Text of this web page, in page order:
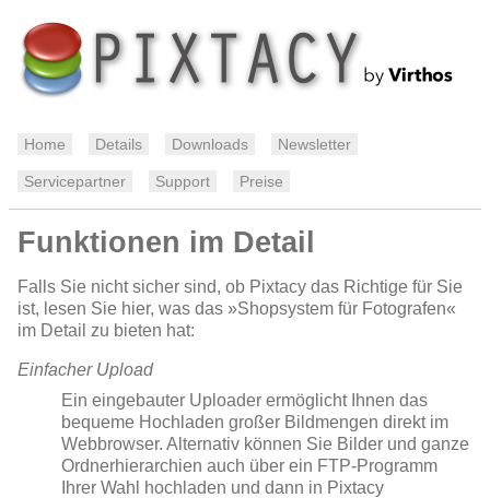
Home Details Downloads Newsletter
Servicepartner Support Preise
Funktionen im Detail
Falls Sie nicht sicher sind, ob Pixtacy das Richtige für Sie
ist, lesen Sie hier, was das »Shopsystem für Fotografen«
im Detail zu bieten hat:
Einfacher Upload
Ein eingebauter Uploader ermöglicht Ihnen das
bequeme Hochladen großer Bildmengen direkt im
Webbrowser. Alternativ können Sie Bilder und ganze
Ordnerhierarchien auch über ein FTP-Programm
Ihrer Wahl hochladen und dann in Pixtacy